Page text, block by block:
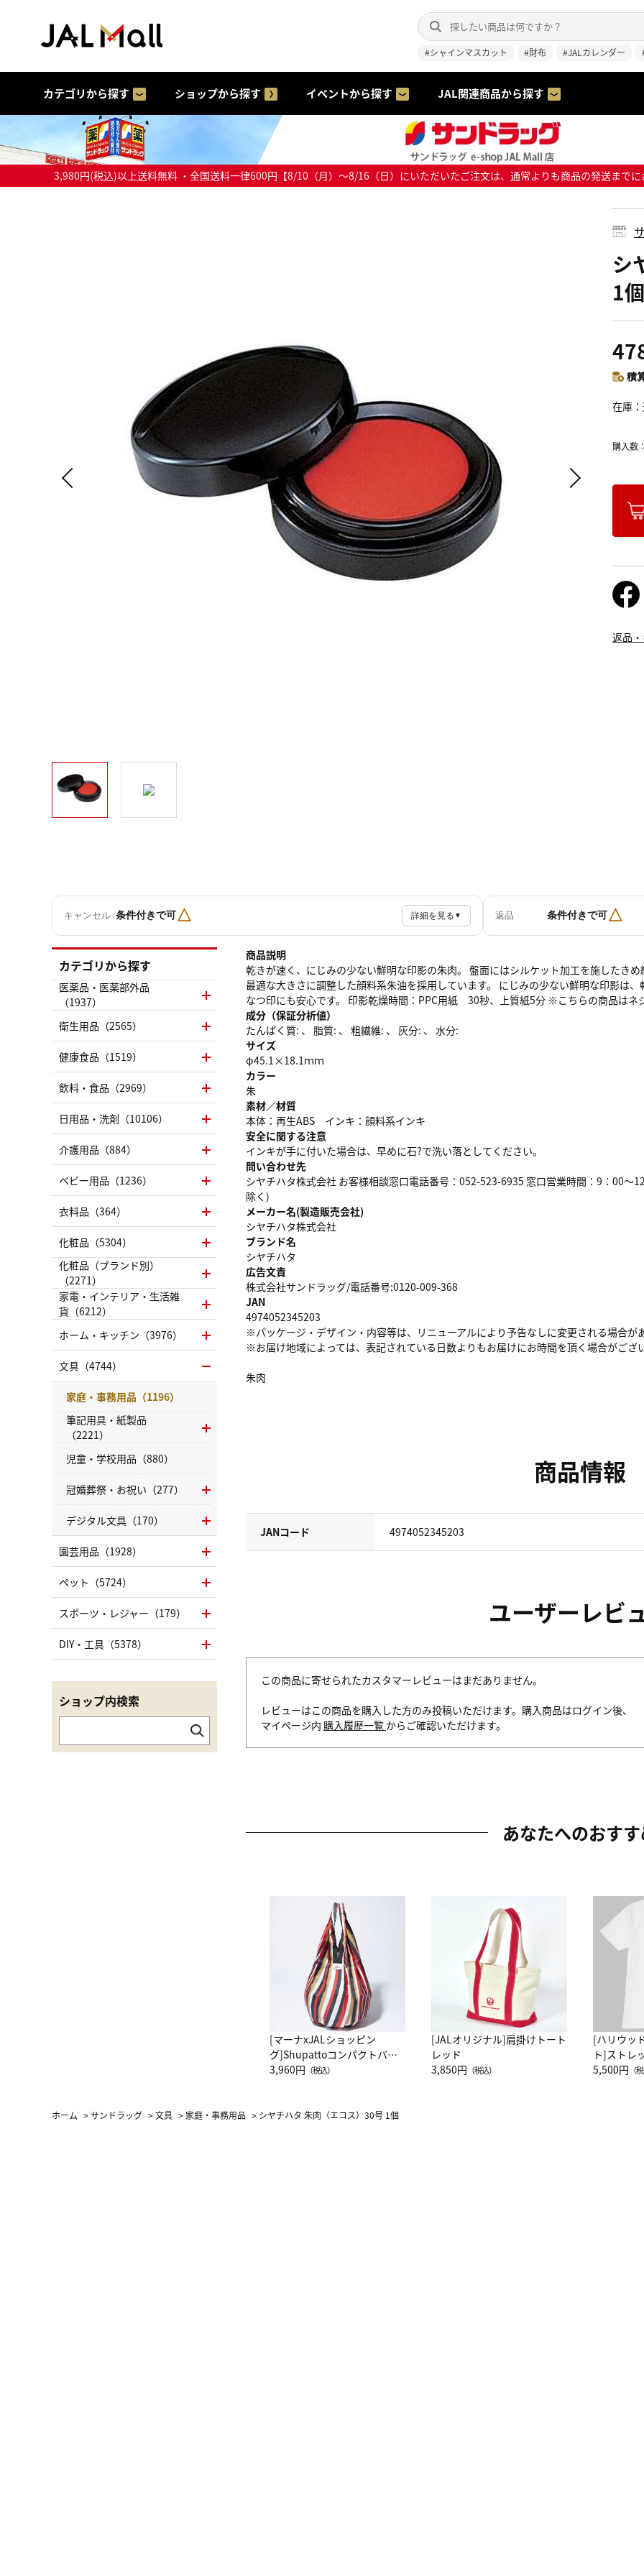
#シャインマスカット #財布 #JALカレンダー
カテゴリから探す ショップから探す イベントから探す JAL関連商品から探す
3,980円(税込)以上送料無料 ・全国送料一律600円【8/10（月）～8/16（日）にいただいたご注文は、通常よりも商品の発送まで
シ
1個
積
在庫
購入数：
返品
キャンセル 条件付きで可△ 詳細を見る ▼ 返品 条件付きで可△
商品説明
乾きが速く、にじみの少ない鮮明な印影の朱肉。 盤面にはシルケット加工を施したき
最適な大きさに調整した顔料系朱油を採用しています。 にじみの少ない鮮明な印影は
なつ印にも安心です。 印影乾燥時間：PPC用紙 30秒、上質紙5分 ※こちらの商品はネ
成分（保証分析値）
たんぱく質: 、 脂質: 、 粗繊維: 、 灰分: 、 水分:
サイズ
φ45.1×18.1ｍｍ
カラー
朱
素材／材質
本体：再生ABS インキ：顔料系インキ
安全に関する注意
インキが手に付いた場合は、早めに石?で洗い落としてください。
問い合わせ先
シヤチハタ株式会社 お客様相談窓口電話番号：052-523-6935 窓口営業時間：9：00
除く)
メーカー名(製造販売会社)
シヤチハタ株式会社
ブランド名
シヤチハタ
広告文責
株式会社サンドラッグ/電話番号:0120-009-368
JAN
4974052345203
※パッケージ・デザイン・内容等は、リニューアルにより予告なしに変更される場合が
※お届け地域によっては、表記されている日数よりもお届けにお時間を頂く場合がござい
朱肉
商品情報
JANコード 4974052345203
ユーザーレビ
この商品に寄せられたカスタマーレビューはまだありません。
レビューはこの商品を購入した方のみ投稿いただけます。購入商品はログイン後、
マイページ内 購入履歴一覧 からご確認いただけます。
あなたへのおす
[マーナxJALショッピン
グ]Shupattoコンパクトバッ
グ Drop JAL客室乗務員
3,960円 （税込）
[JALオリジナル]肩掛けトート
レッド
3,850円 （税込）
[ハリウッ
ト]ストレ
ーネック別
5,500円 （
カテゴリから探す
医薬品・医薬部外品
（1937）
衛生用品（2565）
健康食品（1519）
飲料・食品（2969）
日用品・洗剤（10106）
介護用品（884）
ベビー用品（1236）
衣料品（364）
化粧品（5304）
化粧品（ブランド別）
（2271）
家電・インテリア・生活雑
貨（6212）
ホーム・キッチン（3976）
文具（4744）
家庭・事務用品（1196）
筆記用具・紙製品
（2221）
児童・学校用品（880）
冠婚葬祭・お祝い（277）
デジタル文具（170）
園芸用品（1928）
ペット（5724）
スポーツ・レジャー（179）
DIY・工具（5378）
ショップ内検索
ホーム >サンドラッグ >文具 > 家庭・事務用品 > シヤチハタ 朱肉（エコス）30号 1個